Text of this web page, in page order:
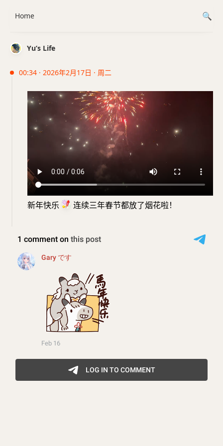
Yu’s Life
00:34 · 2026年2月17日 · 周二
新年快乐 连续三年春节都放了烟花啦！
Home